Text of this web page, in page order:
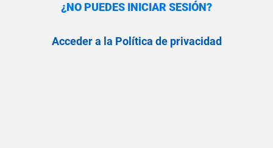
¿NO PUEDES INICIAR SESIÓN?
Acceder a la Política de privacidad